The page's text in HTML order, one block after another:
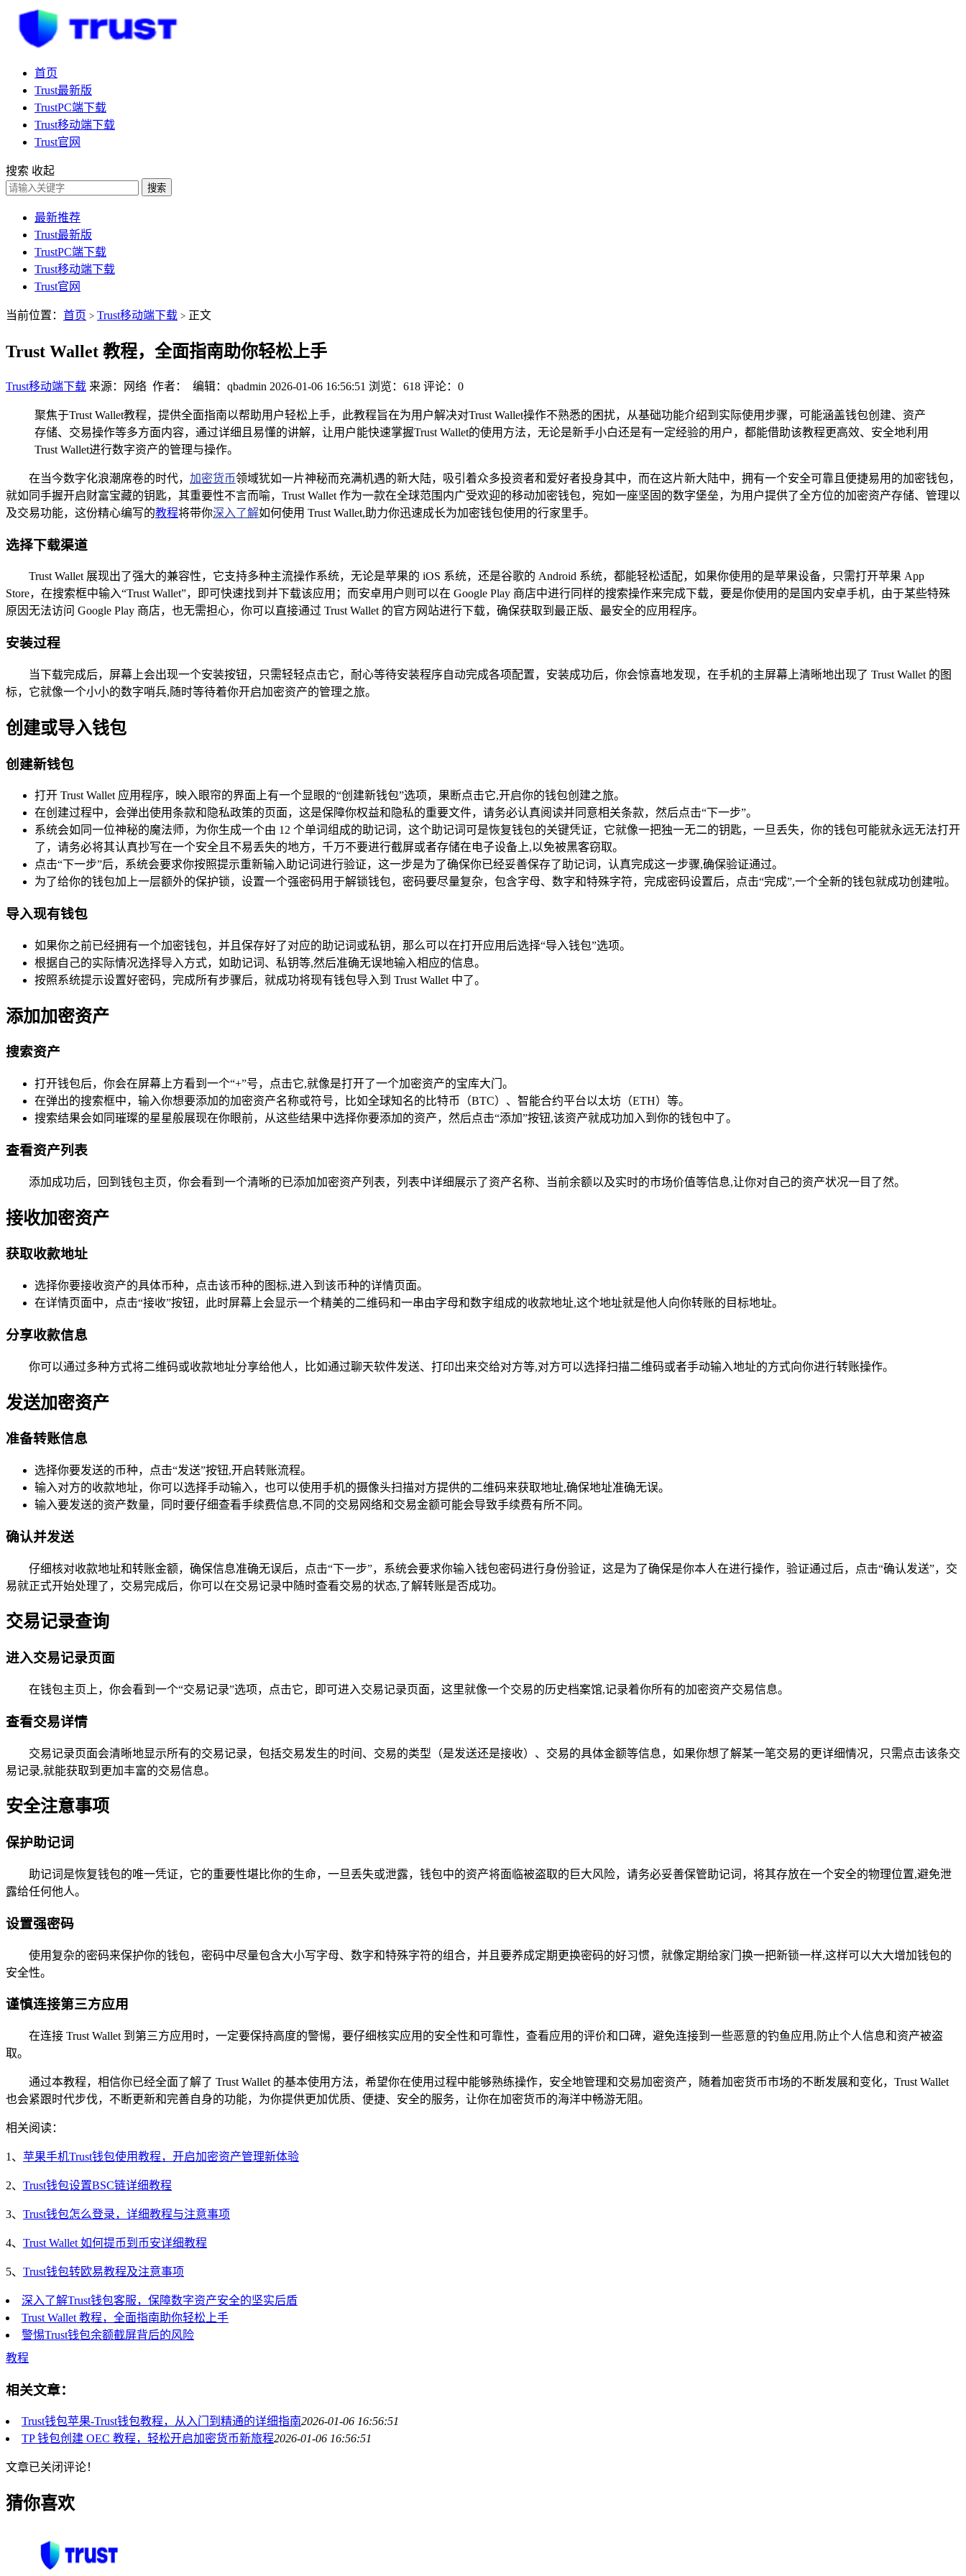
首页
Trust最新版
TrustPC端下载
Trust移动端下载
Trust官网
搜索 收起
搜索
最新推荐
Trust最新版
TrustPC端下载
Trust移动端下载
Trust官网
当前位置： 首页 > Trust移动端下载 > 正文
Trust Wallet 教程，全面指南助你轻松上手
Trust移动端下载 来源：网络 作者： 编辑：qbadmin 2026-01-06 16:56:51 浏览：618 评论：0
聚焦于Trust Wallet教程，提供全面指南以帮助用户轻松上手，此教程旨在为用户解决对Trust Wallet操作不熟悉的困扰，从基础功能介绍到实际使用步骤，可能涵盖钱包创建、资产
存储、交易操作等多方面内容，通过详细且易懂的讲解，让用户能快速掌握Trust Wallet的使用方法，无论是新手小白还是有一定经验的用户，都能借助该教程更高效、安全地利用
Trust Wallet进行数字资产的管理与操作。
在当今数字化浪潮席卷的时代， 加密货币领域犹如一片神秘而充满机遇的新大陆，吸引着众多投资者和爱好者投身其中，而在这片新大陆中，拥有一个安全可靠且便捷易用的加密钱包，
就如同手握开启财富宝藏的钥匙，其重要性不言而喻，Trust Wallet 作为一款在全球范围内广受欢迎的移动加密钱包，宛如一座坚固的数字堡垒，为用户提供了全方位的加密资产存储、管理以
及交易功能，这份精心编写的教程将带你深入了解如何使用 Trust Wallet,助力你迅速成长为加密钱包使用的行家里手。
选择下载渠道
Trust Wallet 展现出了强大的兼容性，它支持多种主流操作系统，无论是苹果的 iOS 系统，还是谷歌的 Android 系统，都能轻松适配，如果你使用的是苹果设备，只需打开苹果 App
Store，在搜索框中输入“Trust Wallet”，即可快速找到并下载该应用；而安卓用户则可以在 Google Play 商店中进行同样的搜索操作来完成下载，要是你使用的是国内安卓手机，由于某些特殊
原因无法访问 Google Play 商店，也无需担心，你可以直接通过 Trust Wallet 的官方网站进行下载，确保获取到最正版、最安全的应用程序。
安装过程
当下载完成后，屏幕上会出现一个安装按钮，只需轻轻点击它，耐心等待安装程序自动完成各项配置，安装成功后，你会惊喜地发现，在手机的主屏幕上清晰地出现了 Trust Wallet 的图
标，它就像一个小小的数字哨兵,随时等待着你开启加密资产的管理之旅。
创建或导入钱包
创建新钱包
打开 Trust Wallet 应用程序，映入眼帘的界面上有一个显眼的“创建新钱包”选项，果断点击它,开启你的钱包创建之旅。
在创建过程中，会弹出使用条款和隐私政策的页面，这是保障你权益和隐私的重要文件，请务必认真阅读并同意相关条款，然后点击“下一步”。
系统会如同一位神秘的魔法师，为你生成一个由 12 个单词组成的助记词，这个助记词可是恢复钱包的关键凭证，它就像一把独一无二的钥匙，一旦丢失，你的钱包可能就永远无法打开
了，请务必将其认真抄写在一个安全且不易丢失的地方，千万不要进行截屏或者存储在电子设备上,以免被黑客窃取。
点击“下一步”后，系统会要求你按照提示重新输入助记词进行验证，这一步是为了确保你已经妥善保存了助记词，认真完成这一步骤,确保验证通过。
为了给你的钱包加上一层额外的保护锁，设置一个强密码用于解锁钱包，密码要尽量复杂，包含字母、数字和特殊字符，完成密码设置后，点击“完成”,一个全新的钱包就成功创建啦。
导入现有钱包
如果你之前已经拥有一个加密钱包，并且保存好了对应的助记词或私钥，那么可以在打开应用后选择“导入钱包”选项。
根据自己的实际情况选择导入方式，如助记词、私钥等,然后准确无误地输入相应的信息。
按照系统提示设置好密码，完成所有步骤后，就成功将现有钱包导入到 Trust Wallet 中了。
添加加密资产
搜索资产
打开钱包后，你会在屏幕上方看到一个“+”号，点击它,就像是打开了一个加密资产的宝库大门。
在弹出的搜索框中，输入你想要添加的加密资产名称或符号，比如全球知名的比特币（BTC）、智能合约平台以太坊（ETH）等。
搜索结果会如同璀璨的星星般展现在你眼前，从这些结果中选择你要添加的资产，然后点击“添加”按钮,该资产就成功加入到你的钱包中了。
查看资产列表
添加成功后，回到钱包主页，你会看到一个清晰的已添加加密资产列表，列表中详细展示了资产名称、当前余额以及实时的市场价值等信息,让你对自己的资产状况一目了然。
接收加密资产
获取收款地址
选择你要接收资产的具体币种，点击该币种的图标,进入到该币种的详情页面。
在详情页面中，点击“接收”按钮，此时屏幕上会显示一个精美的二维码和一串由字母和数字组成的收款地址,这个地址就是他人向你转账的目标地址。
分享收款信息
你可以通过多种方式将二维码或收款地址分享给他人，比如通过聊天软件发送、打印出来交给对方等,对方可以选择扫描二维码或者手动输入地址的方式向你进行转账操作。
发送加密资产
准备转账信息
选择你要发送的币种，点击“发送”按钮,开启转账流程。
输入对方的收款地址，你可以选择手动输入，也可以使用手机的摄像头扫描对方提供的二维码来获取地址,确保地址准确无误。
输入要发送的资产数量，同时要仔细查看手续费信息,不同的交易网络和交易金额可能会导致手续费有所不同。
确认并发送
仔细核对收款地址和转账金额，确保信息准确无误后，点击“下一步”，系统会要求你输入钱包密码进行身份验证，这是为了确保是你本人在进行操作，验证通过后，点击“确认发送”，交
易就正式开始处理了，交易完成后，你可以在交易记录中随时查看交易的状态,了解转账是否成功。
交易记录查询
进入交易记录页面
在钱包主页上，你会看到一个“交易记录”选项，点击它，即可进入交易记录页面，这里就像一个交易的历史档案馆,记录着你所有的加密资产交易信息。
查看交易详情
交易记录页面会清晰地显示所有的交易记录，包括交易发生的时间、交易的类型（是发送还是接收）、交易的具体金额等信息，如果你想了解某一笔交易的更详细情况，只需点击该条交
易记录,就能获取到更加丰富的交易信息。
安全注意事项
保护助记词
助记词是恢复钱包的唯一凭证，它的重要性堪比你的生命，一旦丢失或泄露，钱包中的资产将面临被盗取的巨大风险，请务必妥善保管助记词，将其存放在一个安全的物理位置,避免泄
露给任何他人。
设置强密码
使用复杂的密码来保护你的钱包，密码中尽量包含大小写字母、数字和特殊字符的组合，并且要养成定期更换密码的好习惯，就像定期给家门换一把新锁一样,这样可以大大增加钱包的
安全性。
谨慎连接第三方应用
在连接 Trust Wallet 到第三方应用时，一定要保持高度的警惕，要仔细核实应用的安全性和可靠性，查看应用的评价和口碑，避免连接到一些恶意的钓鱼应用,防止个人信息和资产被盗
取。
通过本教程，相信你已经全面了解了 Trust Wallet 的基本使用方法，希望你在使用过程中能够熟练操作，安全地管理和交易加密资产，随着加密货币市场的不断发展和变化，Trust Wallet
也会紧跟时代步伐，不断更新和完善自身的功能，为你提供更加优质、便捷、安全的服务，让你在加密货币的海洋中畅游无阻。
相关阅读：
1、 苹果手机Trust钱包使用教程，开启加密资产管理新体验
2、 Trust钱包设置BSC链详细教程
3、 Trust钱包怎么登录，详细教程与注意事项
4、 Trust Wallet 如何提币到币安详细教程
5、 Trust钱包转欧易教程及注意事项
深入了解Trust钱包客服，保障数字资产安全的坚实后盾
Trust Wallet 教程，全面指南助你轻松上手
警惕Trust钱包余额截屏背后的风险
教程
相关文章：
Trust钱包苹果-Trust钱包教程，从入门到精通的详细指南2026-01-06 16:56:51
TP 钱包创建 OEC 教程，轻松开启加密货币新旅程2026-01-06 16:56:51
文章已关闭评论！
猜你喜欢